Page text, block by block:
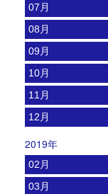
07月
08月
09月
10月
11月
12月
2019年
02月
03月